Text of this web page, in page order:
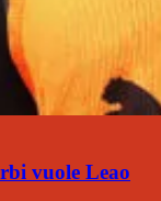
vuole Leao